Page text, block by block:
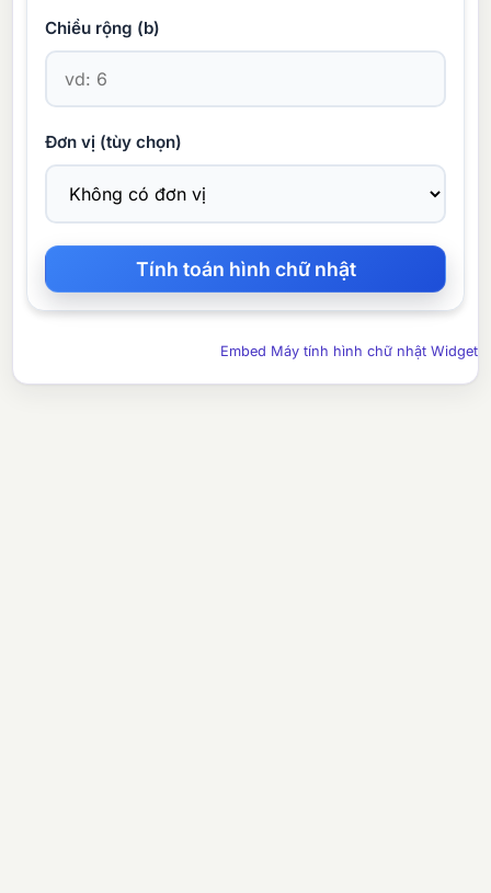
Chiều rộng (b)
Đơn vị (tùy chọn)
Embed Máy tính hình chữ nhật Widget